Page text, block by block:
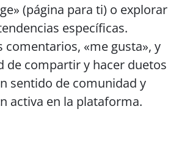
(página para ti) o explorar
específicas.
comentarios, «me gusta», y
de compartir y hacer duetos
sentido de comunidad y
activa en la plataforma.